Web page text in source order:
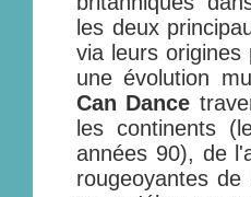
les deux
via leurs origines
une évolution
Can Dance
les continents
années 90), de
rougeoyantes